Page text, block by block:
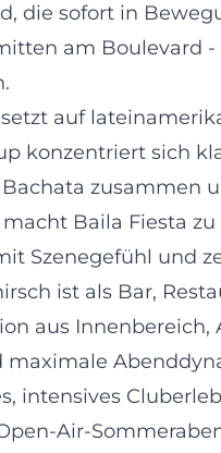
die sofort in
am Boulevard
auf
konzentriert sich
Bachata zusammen
Baila Fiesta
Szenegefühl und
ist als Bar,
aus
maximale
intensives
Air-